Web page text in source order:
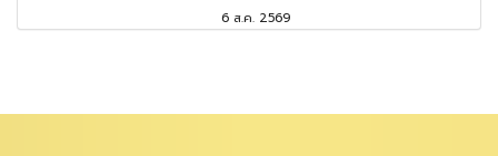
6 ส.ค. 2569